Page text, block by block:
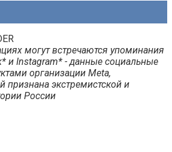
могут встречаются упоминания
и Instagram* - данные социальные
организации Meta,
признана экстремистской и
России